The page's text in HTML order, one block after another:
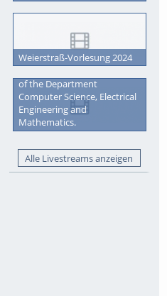
Weierstraß-Vorlesung 2024
of the Department
Computer Science, Electrical
Engineering and
Mathematics.
Alle Livestreams anzeigen